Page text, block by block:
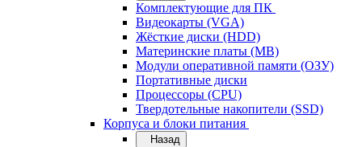
Комплектующие для ПК
Видеокарты (VGA)
Жёсткие диски (HDD)
Материнские платы (MB)
Модули оперативной памяти (ОЗУ)
Портативные диски
Процессоры (CPU)
Твердотельные накопители (SSD)
Корпуса и блоки питания
Назад